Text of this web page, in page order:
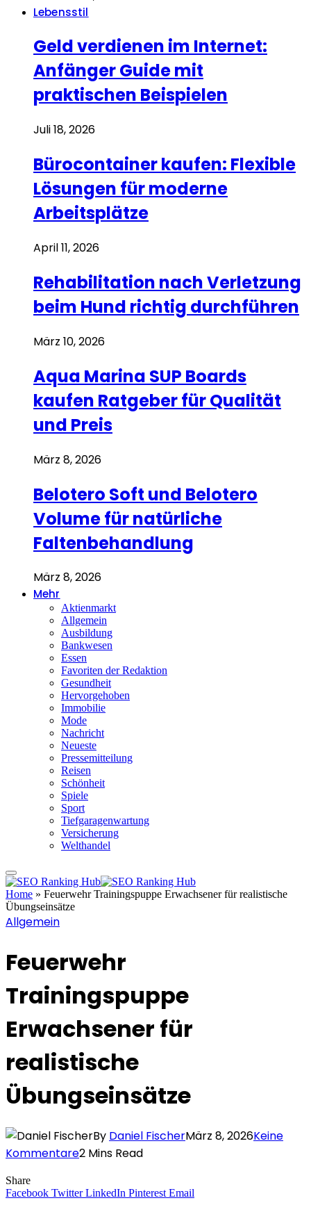
Lebensstil
Geld verdienen im Internet:
Anfänger Guide mit
praktischen Beispielen
Juli 18, 2026
Bürocontainer kaufen: Flexible
Lösungen für moderne
Arbeitsplätze
April 11, 2026
Rehabilitation nach Verletzung
beim Hund richtig durchführen
März 10, 2026
Aqua Marina SUP Boards
kaufen Ratgeber für Qualität
und Preis
März 8, 2026
Belotero Soft und Belotero
Volume für natürliche
Faltenbehandlung
März 8, 2026
Mehr
Aktienmarkt
Allgemein
Ausbildung
Bankwesen
Essen
Favoriten der Redaktion
Gesundheit
Hervorgehoben
Immobilie
Mode
Nachricht
Neueste
Pressemitteilung
Reisen
Schönheit
Spiele
Sport
Tiefgaragenwartung
Versicherung
Welthandel
Home » Feuerwehr Trainingspuppe Erwachsener für realistische
Übungseinsätze
Allgemein
Feuerwehr
Trainingspuppe
Erwachsener für
realistische
Übungseinsätze
By Daniel FischerMärz 8, 2026Keine
Kommentare2 Mins Read
Share
Facebook Twitter LinkedIn Pinterest Email